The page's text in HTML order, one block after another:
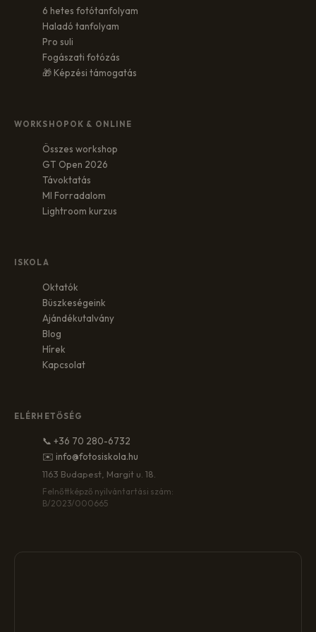
6 hetes fotótanfolyam
Haladó tanfolyam
Pro suli
Fogászati fotózás
🎁 Képzési támogatás
WORKSHOPOK & ONLINE
Összes workshop
GT Open 2026
Távoktatás
MI Forradalom
Lightroom kurzus
ISKOLA
Oktatók
Büszkeségeink
Ajándékutalvány
Blog
Hírek
Kapcsolat
ELÉRHETŐSÉG
📞 +36 70 280-6732
✉️ info@fotosiskola.hu
1163 Budapest, Margit u. 18.
Felnőttképző nyilvántartási szám:
B/2023/000665